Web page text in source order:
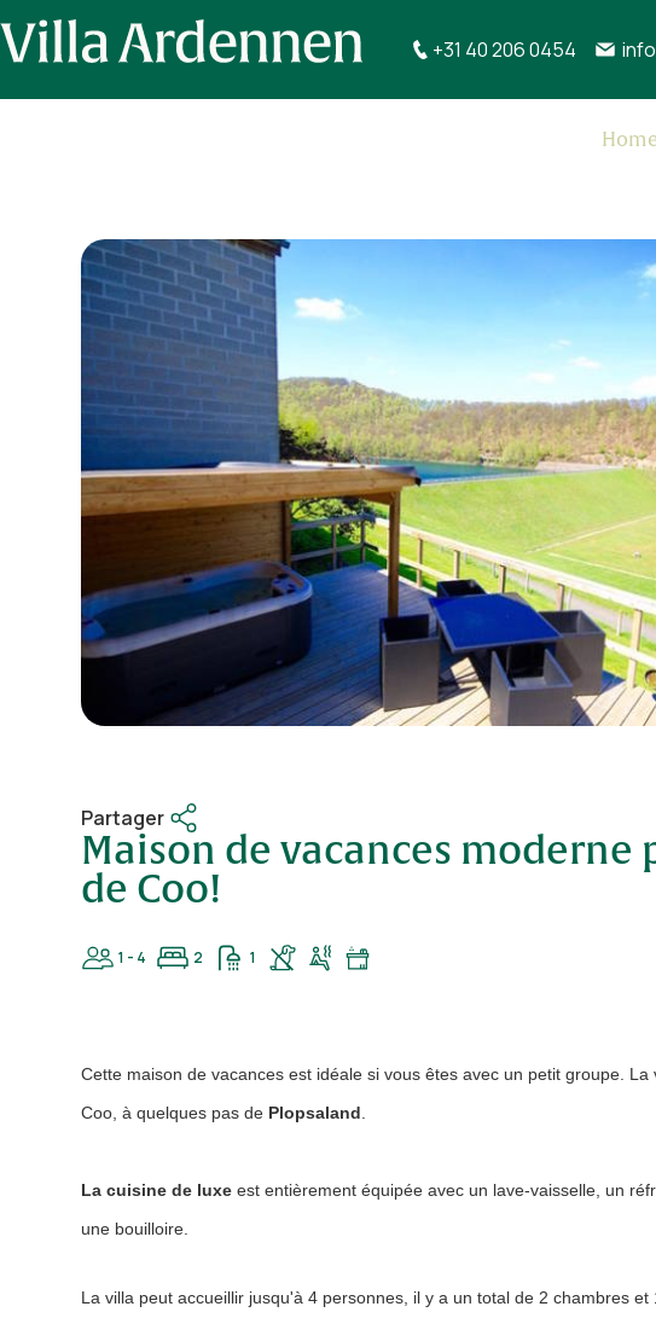
+31 40 206 0454
Partager
Maison de vacances moderne
de Coo!
1 - 4 2 1
Cette maison de vacances est idéale si vous êtes avec un petit groupe. La
Coo, à quelques pas de Plopsaland
La cuisine de luxe est entièrement équipée avec un lave-vaisselle, un
une bouilloire.
La villa peut accueillir jusqu'à 4 personnes, il y a un total de 2 chambres